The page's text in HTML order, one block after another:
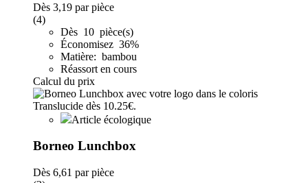
Dès 3,19 par pièce
(4)
Dès 10 pièce(s)
Économisez 36%
Matière: bambou
Réassort en cours
Calcul du prix
Article écologique
Borneo Lunchbox
Dès 6,61 par pièce